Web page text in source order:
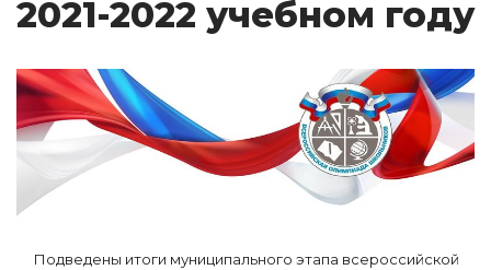
2021-2022 у­чеб­ном го­ду
Подведены итоги муниципального этапа всероссийской